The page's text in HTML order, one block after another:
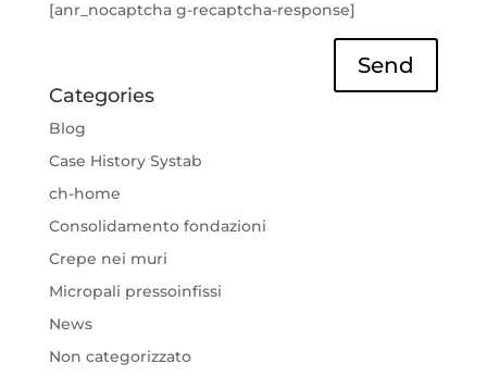
[anr_nocaptcha g-recaptcha-response]
Send
Categories
Blog
Case History Systab
ch-home
Consolidamento fondazioni
Crepe nei muri
Micropali pressoinfissi
News
Non categorizzato